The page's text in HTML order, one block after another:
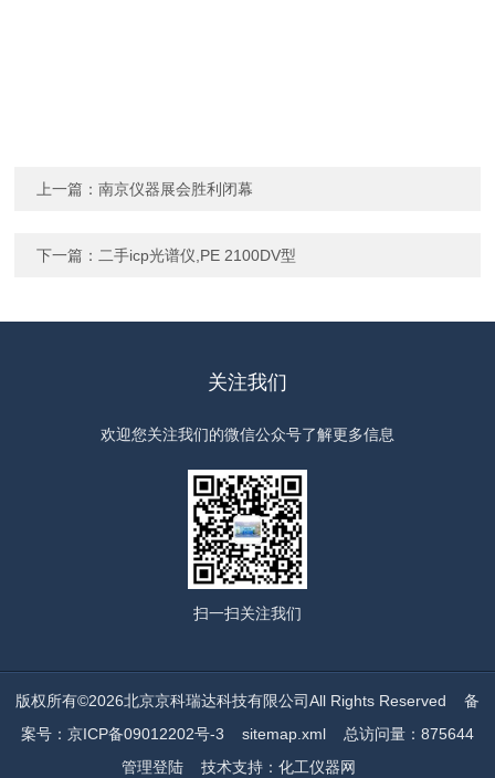
上一篇：南京仪器展会胜利闭幕
下一篇： 二手icp光谱仪,PE 2100DV型
关注我们
欢迎您关注我们的微信公众号了解更多信息
扫一扫关注我们
版权所有©2026北京京科瑞达科技有限公司All Rights Reserved 备
案号：京ICP备09012202号-3
sitemap.xml总访问量：875644
管理登陆技术支持： 化工仪器网